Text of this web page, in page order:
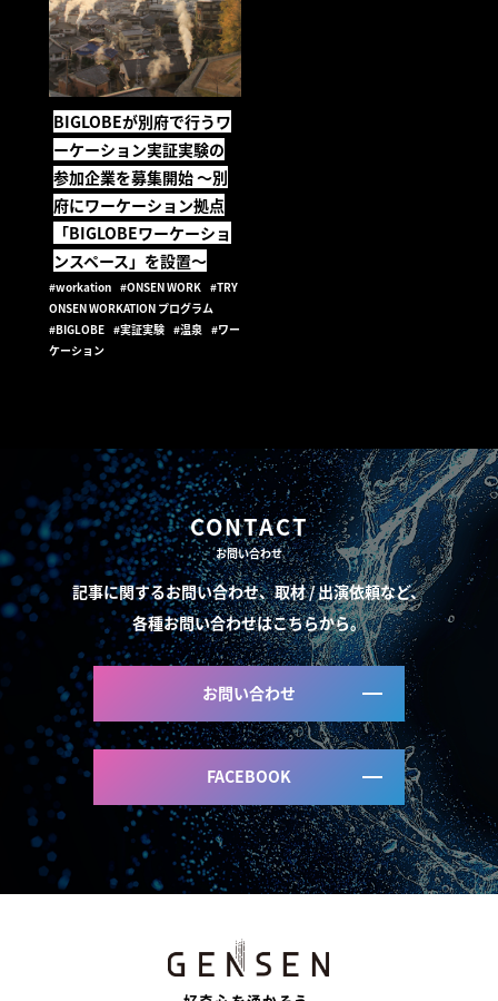
BIGLOBEが別府で行うワ
ーケーション実証実験の
参加企業を募集開始 ～別
府にワーケーション拠点
「BIGLOBEワーケーショ
ンスペース」を設置～
#workation #ONSEN WORK #TRY
ONSEN WORKATION プログラム
#BIGLOBE #実証実験 #温泉 #ワー
ケーション
CONTACT
お問い合わせ
記事に関するお問い合わせ、取材 / 出演依頼など、
各種お問い合わせはこちらから。
お問い合わせ
FACEBOOK